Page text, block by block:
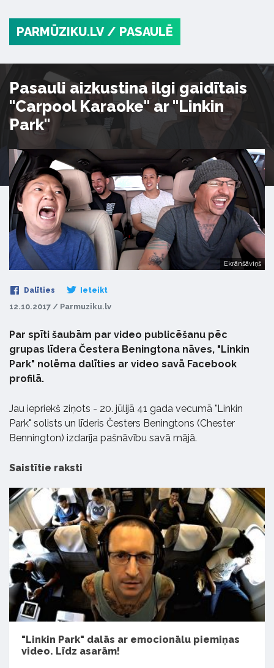
PARMŪZIKU.LV / PASAULĒ
Pasauli aizkustina ilgi gaidītais
"Carpool Karaoke" ar "Linkin
Park"
Ekrānšāviņš
Dalīties Ieteikt
12.10.2017 / Parmuziku.lv
Par spīti šaubām par video publicēšanu pēc
grupas līdera Čestera Beningtona nāves, "Linkin
Park" nolēma dalīties ar video savā Facebook
profilā.
Jau iepriekš ziņots - 20. jūlijā 41 gada vecumā "Linkin
Park" solists un līderis Česters Beningtons (Chester
Bennington) izdarīja pašnāvību savā mājā.
Saistītie raksti
"Linkin Park" dalās ar emocionālu piemiņas
video. Līdz asarām!